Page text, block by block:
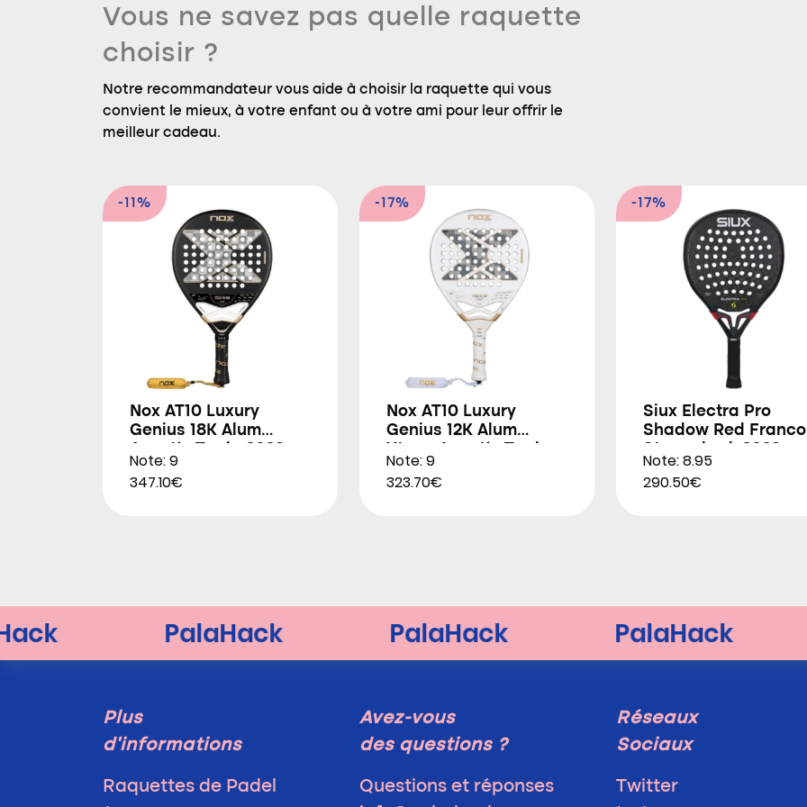
Vous ne savez pas quelle raquette
choisir ?
Notre recommandateur vous aide à choisir la raquette qui vous
convient le mieux, à votre enfant ou à votre ami pour leur offrir le
meilleur cadeau.
-11%
Nox AT10 Luxury
Genius 18K Alum
Note: 9
347.10€
-17%
Nox AT10 Luxury
Genius 12K Alum
2026
Note: 9
323.70€
-17%
Siux Electra Pro
Shadow Red Franco
Note: 8.95
290.50€
Plus
d'informations
Raquettes de Padel
Avez-vous
des questions ?
Questions et réponses
Réseaux
Sociaux
Twitter